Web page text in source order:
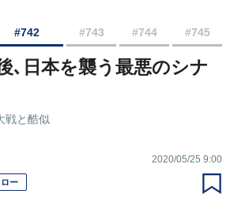
#742 #743 #744 #745
､日本を襲う最悪のシナ
戦と酷似
2020/05/25 9:00
ー